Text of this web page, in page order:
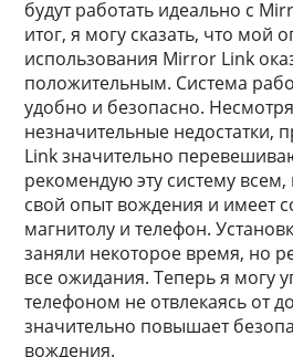
будут работать идеально с
итог, я могу сказать, что мой
использования Mirror Link
положительным. Система
удобно и безопасно.
незначительные недостатки,
Link значительно
рекомендую эту систему всем,
свой опыт вождения и имеет
магнитолу и телефон.
заняли некоторое время, но
все ожидания. Теперь я могу
телефоном не отвлекаясь от
значительно повышает
вождения.